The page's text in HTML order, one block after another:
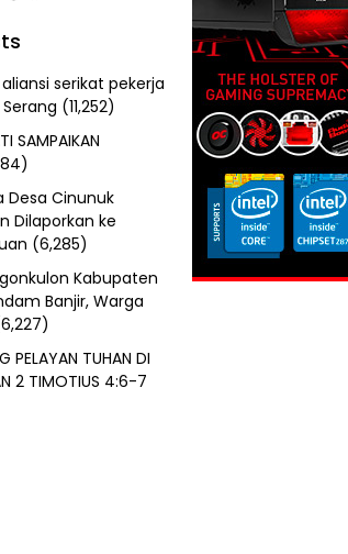
serikat pekerja
(11,252)
SAMPAIKAN
Desa Cinunuk
Dilaporkan ke
(6,285)
Kabupaten
Banjir, Warga
PELAYAN TUHAN DI
2 TIMOTIUS 4:6-7